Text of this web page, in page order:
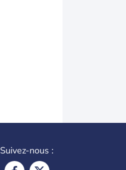
Suivez-nous :